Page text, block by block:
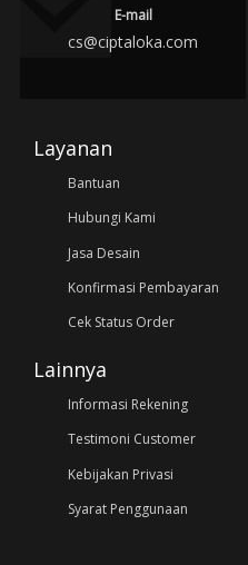
E-mail
cs@ciptaloka.com
Layanan
Bantuan
Hubungi Kami
Jasa Desain
Konfirmasi Pembayaran
Cek Status Order
Lainnya
Informasi Rekening
Testimoni Customer
Kebijakan Privasi
Syarat Penggunaan